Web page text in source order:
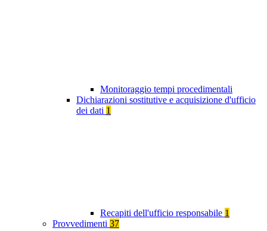
Monitoraggio tempi procedimentali
Dichiarazioni sostitutive e acquisizione d'ufficio
dei dati 1
Recapiti dell'ufficio responsabile 1
Provvedimenti 37